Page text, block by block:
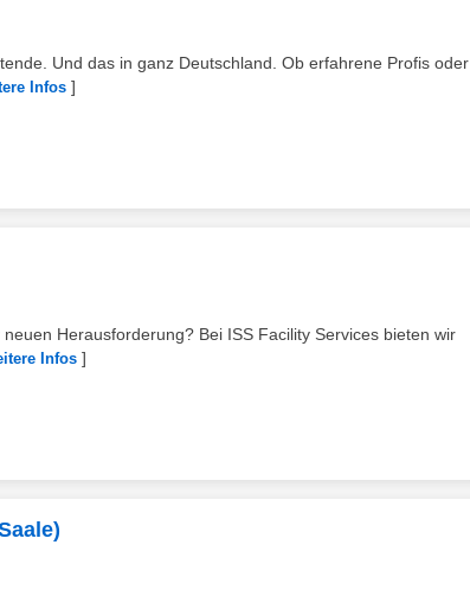
Und das in ganz Deutschland. Ob erfahrene Profis oder
Infos ]
Herausforderung? Bei ISS Facility Services bieten wir
Infos ]